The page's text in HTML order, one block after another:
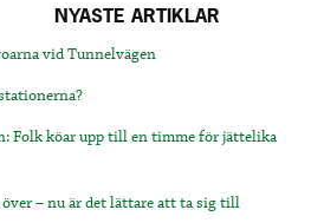
NYASTE ARTIKLAR
vid Tunnelvägen
Folk köar upp till en timme för jättelika
– nu är det lättare att ta sig till